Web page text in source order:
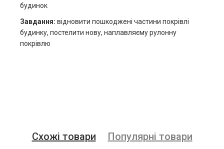
будинок
Завдання: відновити пошкоджені частини покрівлі
будинку, постелити нову, наплавляєму рулонну
покрівлю
Схожі товари Популярні товари